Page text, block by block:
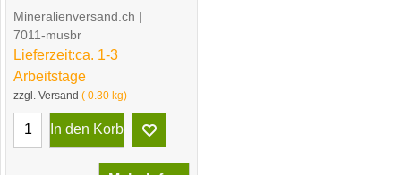
CHF16.00
Mineralienversand.ch
7011-musbr
Lieferzeit:ca. 1-3
Arbeitstage
In den Korb